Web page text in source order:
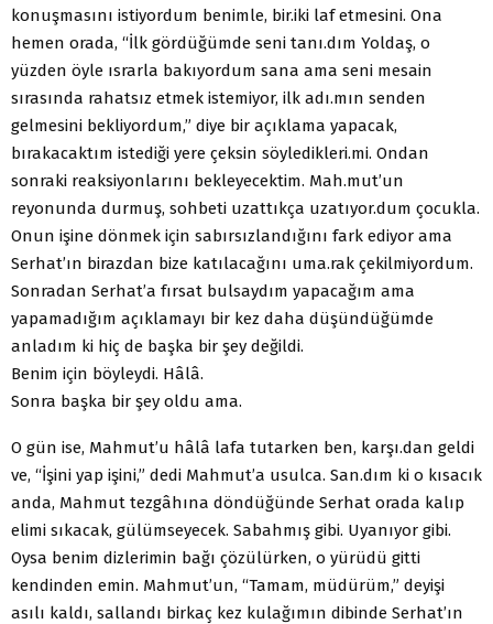
konuşmasını istiyordum benimle, bir.iki laf etmesini. Ona
hemen orada, “İlk gördüğümde seni tanı.dım Yoldaş, o
yüzden öyle ısrarla bakıyordum sana ama seni mesain
sırasında rahatsız etmek istemiyor, ilk adı.mın senden
gelmesini bekliyordum,” diye bir açıklama yapacak,
bırakacaktım istediği yere çeksin söyledikleri.mi. Ondan
sonraki reaksiyonlarını bekleyecektim. Mah.mut’un
reyonunda durmuş, sohbeti uzattıkça uzatıyor.dum çocukla.
Onun işine dönmek için sabırsızlandığını fark ediyor ama
Serhat’ın birazdan bize katılacağını uma.rak çekilmiyordum.
Sonradan Serhat’a fırsat bulsaydım yapacağım ama
yapamadığım açıklamayı bir kez daha düşündüğümde
anladım ki hiç de başka bir şey değildi.
Benim için böyleydi. Hâlâ.
Sonra başka bir şey oldu ama.
O gün ise, Mahmut’u hâlâ lafa tutarken ben, karşı.dan geldi
ve, “İşini yap işini,” dedi Mahmut’a usulca. San.dım ki o kısacık
anda, Mahmut tezgâhına döndüğünde Serhat orada kalıp
elimi sıkacak, gülümseyecek. Sabahmış gibi. Uyanıyor gibi.
Oysa benim dizlerimin bağı çözülürken, o yürüdü gitti
kendinden emin. Mahmut’un, “Tamam, müdürüm,” deyişi
asılı kaldı, sallandı birkaç kez kulağımın dibinde Serhat’ın